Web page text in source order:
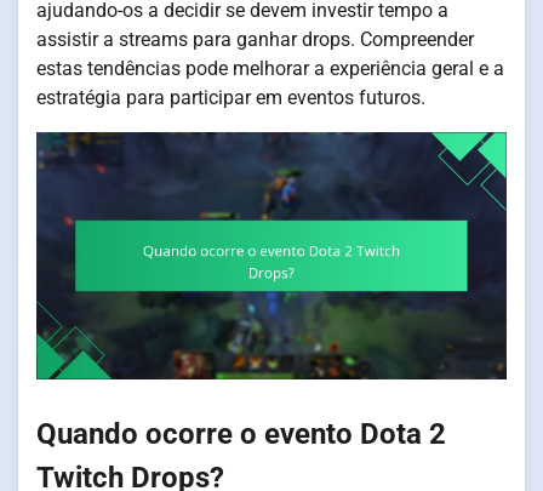
ajudando-os a decidir se devem investir tempo a
assistir a streams para ganhar drops. Compreender
estas tendências pode melhorar a experiência geral e a
estratégia para participar em eventos futuros.
Quando ocorre o evento Dota 2
Twitch Drops?